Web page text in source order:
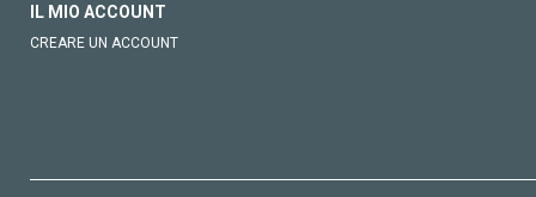
IL MIO ACCOUNT
CREARE UN ACCOUNT